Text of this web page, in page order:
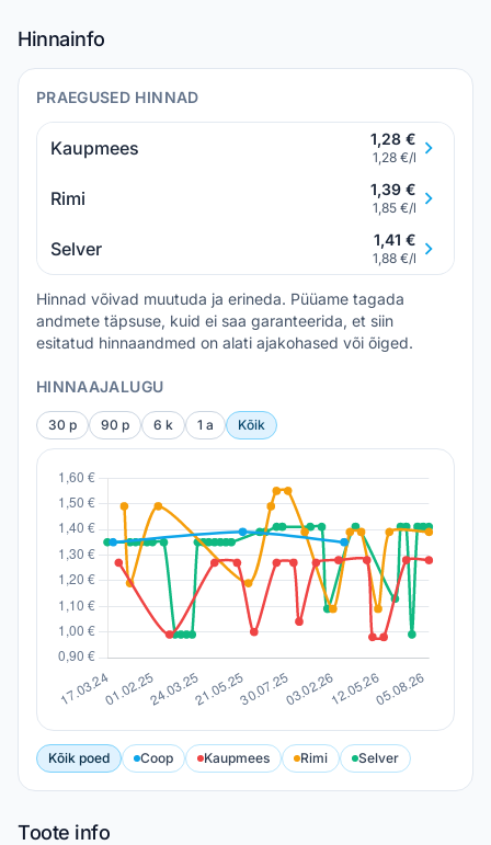
Hinnainfo
PRAEGUSED HINNAD
Kaupmees 1,28 €
1,28 €/l
Rimi 1,39 €
1,85 €/l
Selver 1,41 €
1,88 €/l
Hinnad võivad muutuda ja erineda. Püüame tagada
andmete täpsuse, kuid ei saa garanteerida, et siin
esitatud hinnaandmed on alati ajakohased või õiged.
HINNAAJALUGU
30 p 90 p 6 k 1 a Kõik
Kõik poed Coop Kaupmees Rimi Selver
Toote info